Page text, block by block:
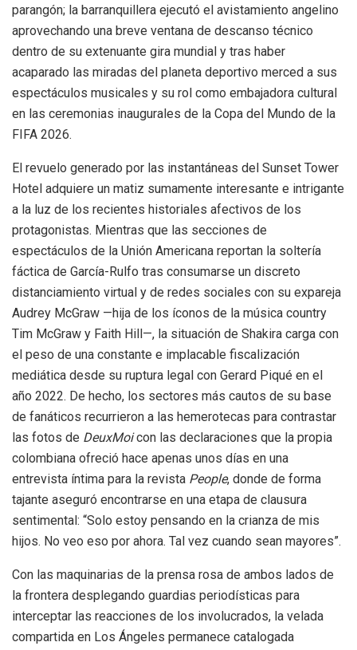
parangón; la barranquillera ejecutó el avistamiento angelino
aprovechando una breve ventana de descanso técnico
dentro de su extenuante gira mundial y tras haber
acaparado las miradas del planeta deportivo merced a sus
espectáculos musicales y su rol como embajadora cultural
en las ceremonias inaugurales de la Copa del Mundo de la
FIFA 2026.
El revuelo generado por las instantáneas del Sunset Tower
Hotel adquiere un matiz sumamente interesante e intrigante
a la luz de los recientes historiales afectivos de los
protagonistas. Mientras que las secciones de
espectáculos de la Unión Americana reportan la soltería
fáctica de García-Rulfo tras consumarse un discreto
distanciamiento virtual y de redes sociales con su expareja
Audrey McGraw —hija de los íconos de la música country
Tim McGraw y Faith Hill—, la situación de Shakira carga con
el peso de una constante e implacable fiscalización
mediática desde su ruptura legal con Gerard Piqué en el
año 2022. De hecho, los sectores más cautos de su base
de fanáticos recurrieron a las hemerotecas para contrastar
las fotos de DeuxMoicon las declaraciones que la propia
colombiana ofreció hace apenas unos días en una
entrevista íntima para la revista People, donde de forma
tajante aseguró encontrarse en una etapa de clausura
sentimental: “Solo estoy pensando en la crianza de mis
hijos. No veo eso por ahora. Tal vez cuando sean mayores”.
Con las maquinarias de la prensa rosa de ambos lados de
la frontera desplegando guardias periodísticas para
interceptar las reacciones de los involucrados, la velada
compartida en Los Ángeles permanece catalogada